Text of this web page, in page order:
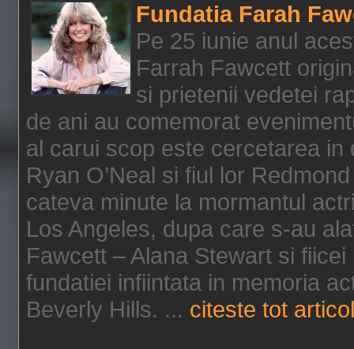
Fundatia Farah
Pe 25 iunie anul
Farrah Fawcett
si prietenii vedetei
de ani au comemorat
al carui scop este cercetarea
Ryan O’Neal si fiul lor
cateva minute la mormantul
Los Angeles, dupa care s-au
Fawcett – Alana Stewart si fiicei
fundatiei infiintata in memoria
Beverly Hills. ... citeste tot